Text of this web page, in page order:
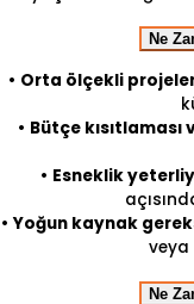
Ne
• Orta ölçekli
• Bütçe kısıtlaması
• Esneklik
• Yoğun kaynak
Ne